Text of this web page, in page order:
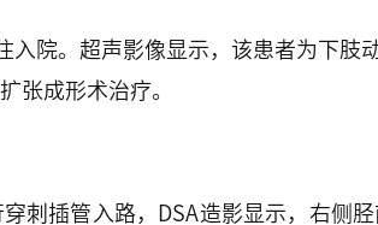
入院。超声影像显示，该患者为下
张成形术治疗。
刺插管入路，DSA造影显示，右侧